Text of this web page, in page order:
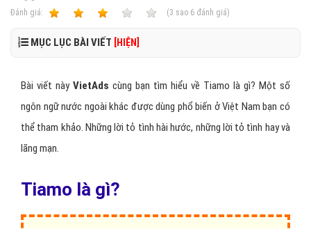
Ðánh giá:
(3 sao 6 đánh giá)
MỤC LỤC BÀI VIẾT [HIỆN]
Bài viết này VietAds cùng bạn tìm hiểu về Tiamo là gì? Một số
ngôn ngữ nước ngoài khác được dùng phổ biến ở Việt Nam bạn có
thể tham khảo. Những lời tỏ tình hài hước, những lời tỏ tình hay và
lãng mạn.
Tiamo là gì?